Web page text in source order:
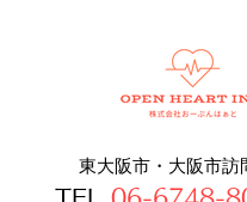
東大阪市・大阪​市訪
TEL 06-6748-